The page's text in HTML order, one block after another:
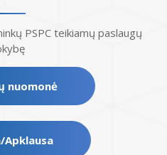
PSPC teikiamų paslaugų
nuomonė
Apklausa